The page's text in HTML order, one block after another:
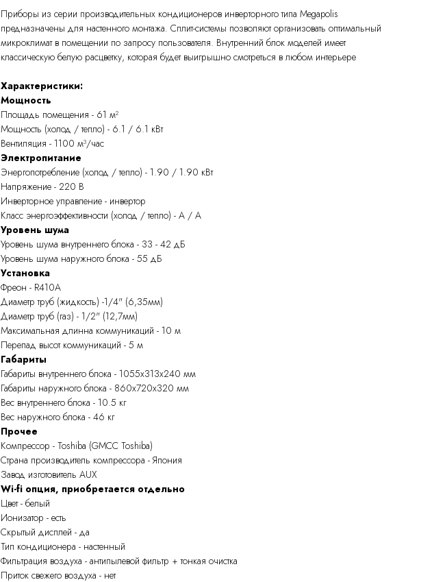
Приборы из серии производительных кондиционеров инверторного типа Megapolis
предназначены для настенного монтажа. Сплит-системы позволяют организовать оптимальный
микроклимат в помещении по запросу пользователя. Внутренний блок моделей имеет
классическую белую расцветку, которая будет выигрышно смотреться в любом интерьере
Характеристики:
Мощность
Площадь помещения - 61 м²
Мощность (холод / тепло) - 6.1 / 6.1 кВт
Вентиляция - 1100 м³/час
Электропитание
Энергопотребление (холод / тепло) - 1.90 / 1.90 кВт
Напряжение - 220 В
Инверторное управление - инвертор
Класс энергоэффективности (холод / тепло) - A / A
Уровень шума
Уровень шума внутреннего блока - 33 - 42 дБ
Уровень шума наружного блока - 55 дБ
Установка
Фреон - R410A
Диаметр труб (жидкость) -1/4" (6,35мм)
Диаметр труб (газ) - 1/2" (12,7мм)
Максимальная длинна коммуникаций - 10 м
Перепад высот коммуникаций - 5 м
Габариты
Габариты внутреннего блока - 1055x313x240 мм
Габариты наружного блока - 860x720x320 мм
Вес внутреннего блока - 10.5 кг
Вес наружного блока - 46 кг
Прочее
Компрессор - Toshiba (GMCC Toshiba)
Страна производитель компрессора - Япония
Завод изготовитель AUX
Wi-fi опция, приобретается отдельно
Цвет - белый
Ионизатор - есть
Скрытый дисплей - да
Тип кондиционера - настенный
Фильтрация воздуха - антипылевой фильтр + тонкая очистка
Приток свежего воздуха - нет